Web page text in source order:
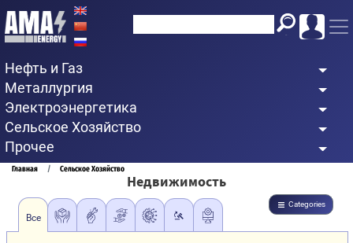
Перейти
к
содержанию
Нефть и Газ
Металлургия
Электроэнергетика
Сельское Хозяйство
Прочее
Строка
Главная Сельское Хозяйство
Недвижимость
Categories
Все